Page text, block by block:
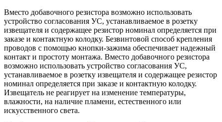
Вместо добавочного резистора возможно использовать
устройство согласования УС, устанавливаемое в розетку
извещателя и содержащее резистор номинал определяется при
заказе и контактную колодку. Безвинтовой способ крепления
проводов с помощью кнопки-зажима обеспечивает надежный
контакт и простоту монтажа. Вместо добавочного резистора
возможно использовать устройство согласования УС,
устанавливаемое в розетку извещателя и содержащее резистор
номинал определяется при заказе и контактную колодку.
Извещатель не реагирует на изменение температуры,
влажности, на наличие пламени, естественного или
искусственного света.